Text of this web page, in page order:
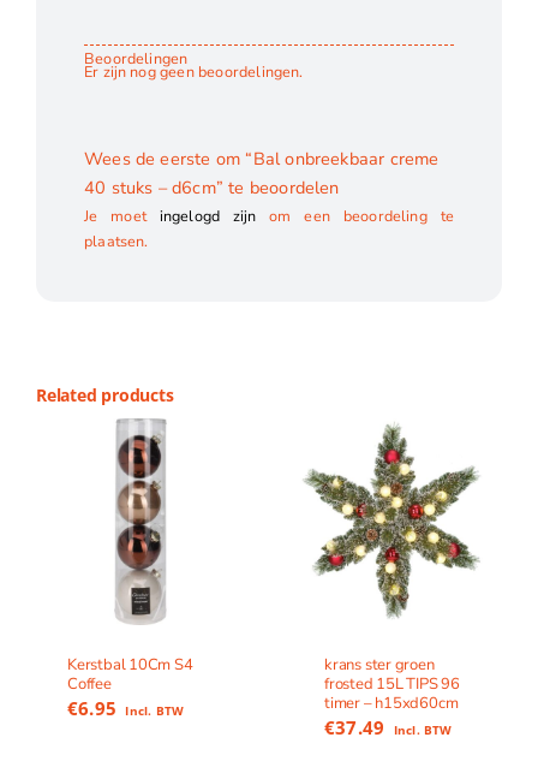
Beoordelingen
Er zijn nog geen beoordelingen.
Wees de eerste om “Bal onbreekbaar creme
40 stuks – d6cm” te beoordelen
Je moet ingelogd zijn om een beoordeling te
plaatsen.
Related products
Kerstbal 10Cm S4
Coffee
€6.95 Incl. BTW
krans ster groen
frosted 15L TIPS 96
timer – h15xd60cm
€37.49 Incl. BTW